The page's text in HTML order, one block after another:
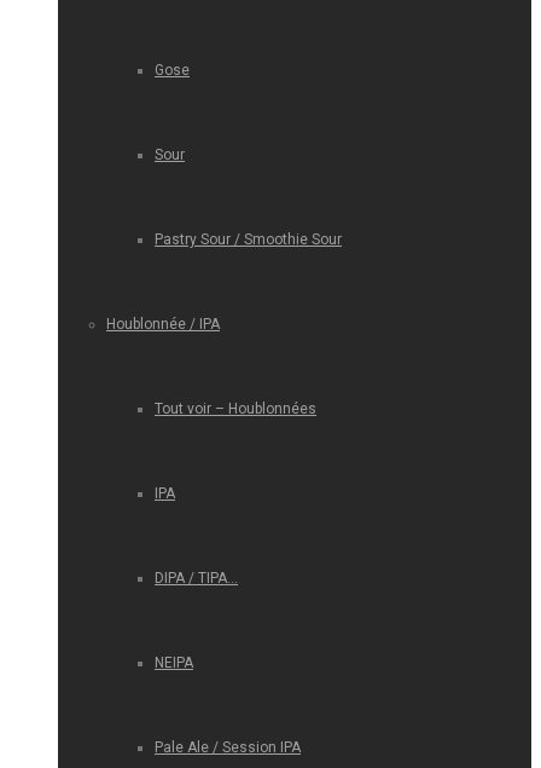
Gose
Sour
Pastry Sour / Smoothie Sour
Houblonnée / IPA
Tout voir – Houblonnées
IPA
DIPA / TIPA…
NEIPA
Pale Ale / Session IPA